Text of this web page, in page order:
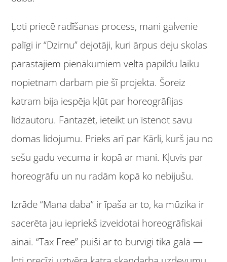
Ļoti priecē radīšanas process, mani galvenie
palīgi ir “Dzirnu” dejotāji, kuri ārpus deju skolas
parastajiem pienākumiem velta papildu laiku
nopietnam darbam pie šī projekta. Šoreiz
katram bija iespēja kļūt par horeogrāfijas
līdzautoru. Fantazēt, ieteikt un īstenot savu
domas lidojumu. Prieks arī par Kārli, kurš jau no
sešu gadu vecuma ir kopā ar mani. Kļuvis par
horeogrāfu un nu radām kopā ko nebijušu.
Izrāde “Mana daba” ir īpaša ar to, ka mūzika ir
sacerēta jau iepriekš izveidotai horeogrāfiskai
ainai. “Tax Free” puiši ar to burvīgi tika galā —